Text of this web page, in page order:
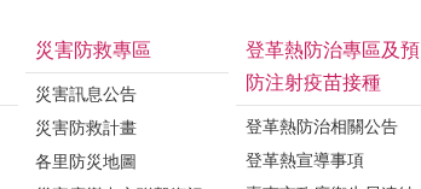
災害防救專區
災害訊息公告
災害防救計畫
各里防災地圖
登革熱防治專區及預
防注射疫苗接種
登革熱防治相關公告
登革熱宣導事項